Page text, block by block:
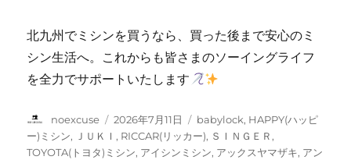
北九州でミシンを買うなら、買った後まで安心のミ
シン生活へ。これからも皆さまのソーイングライフ
を全力でサポートいたします
投
稿
者
noexcuse
投
稿
日:
2026年7月11日
カ
テ
ゴ
babylock, HAPPY(ハッピ
ー)ミシン, ＪＵＫＩ , RICCAR(リッカー), ＳＩＮＧＥＲ ,
TOYOTA(トヨタ)ミシン, アイシンミシン, アックスヤマザキ, アン